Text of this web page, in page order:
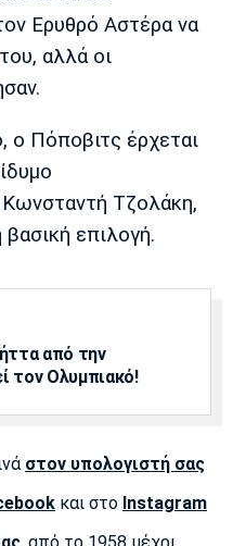
Γιουβέντους
Μπάγερν
Ερυθρό Αστέρα να
αλλά οι
ο Πόποβιτς έρχεται
Τζολάκη,
επιλογή.
από την
τον Ολυμπιακό!
στον υπολογιστή σας
και στο Instagram